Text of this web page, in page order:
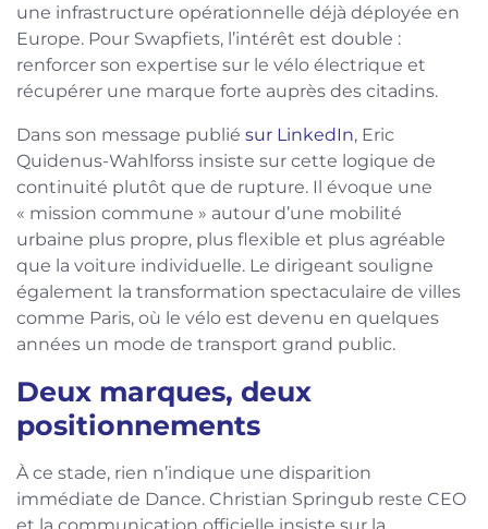
une infrastructure opérationnelle déjà déployée en
Europe. Pour Swapfiets, l’intérêt est double :
renforcer son expertise sur le vélo électrique et
récupérer une marque forte auprès des citadins.
Dans son message publié sur LinkedIn, Eric
Quidenus-Wahlforss insiste sur cette logique de
continuité plutôt que de rupture. Il évoque une
« mission commune » autour d’une mobilité
urbaine plus propre, plus flexible et plus agréable
que la voiture individuelle. Le dirigeant souligne
également la transformation spectaculaire de villes
comme Paris, où le vélo est devenu en quelques
années un mode de transport grand public.
Deux marques, deux
positionnements
À ce stade, rien n’indique une disparition
immédiate de Dance. Christian Springub reste CEO
et la communication officielle insiste sur la